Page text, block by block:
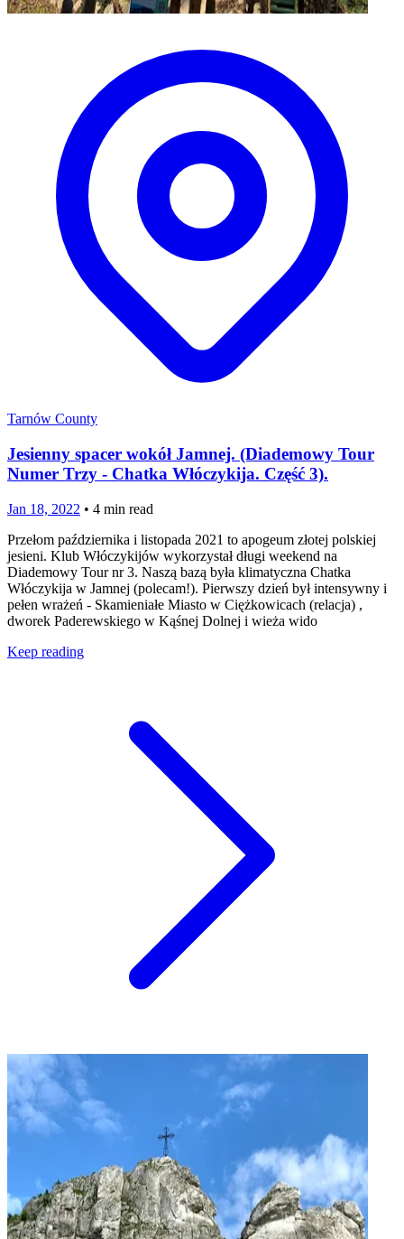
Tarnów County
Jesienny spacer wokół Jamnej. (Diademowy Tour
Numer Trzy - Chatka Włóczykija. Część 3).
Jan 18, 2022 • 4 min read
Przełom października i listopada 2021 to apogeum złotej polskiej
jesieni. Klub Włóczykijów wykorzystał długi weekend na
Diademowy Tour nr 3. Naszą bazą była klimatyczna Chatka
Włóczykija w Jamnej (polecam!). Pierwszy dzień był intensywny i
pełen wrażeń - Skamieniałe Miasto w Ciężkowicach (relacja) ,
dworek Paderewskiego w Kąśnej Dolnej i wieża wido
Keep reading